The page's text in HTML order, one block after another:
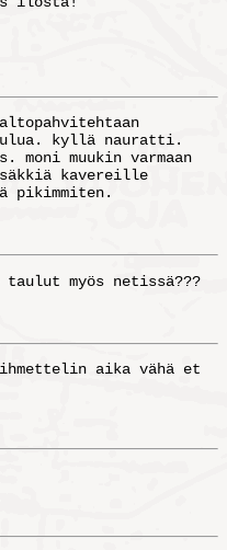
kyllä nauratti.
muukin varmaan
kavereille
pikimmiten.
myös netissä???
ihmettelin aika vähä et